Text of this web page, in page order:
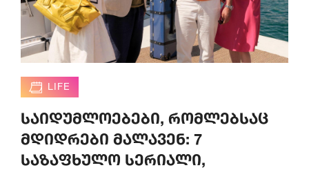
LIFE
საიდუმლოებები, რომლებსაც
მდიდრები მალავენ: 7
საზაფხულო სერიალი,